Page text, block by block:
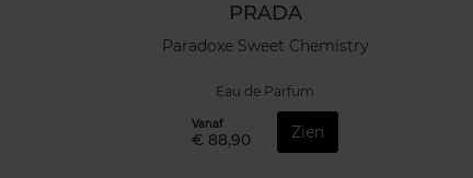
PRADA
Paradoxe Sweet Chemistry
Eau de Parfum
Vanaf
€ 88,90 Zien